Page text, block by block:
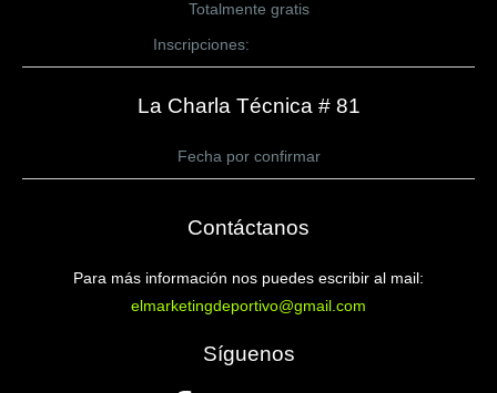
Totalmente gratis
Inscripciones:
La Charla Técnica # 81
Fecha por confirmar
Contáctanos
Para más información nos puedes escribir al mail:
elmarketingdeportivo@gmail.com
Síguenos